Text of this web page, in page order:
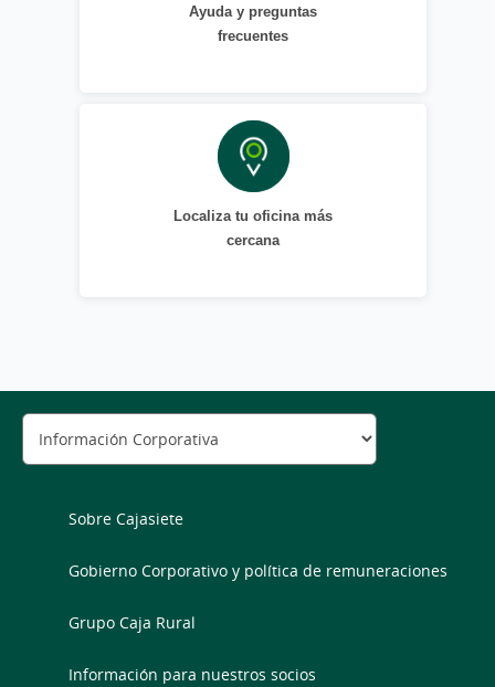
Ayuda y preguntas
frecuentes
Localiza tu oficina más
cercana
Sobre Cajasiete
Gobierno Corporativo y política de remuneraciones
Grupo Caja Rural
Información para nuestros socios